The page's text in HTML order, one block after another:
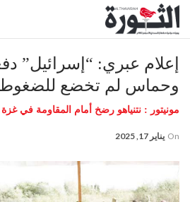
إعلام عبري: “إسرائيل”
وحماس لم تخضع
مونيتور : نتنياهو رضخ أمام المقاومة في غزة
On يناير 17, 2025